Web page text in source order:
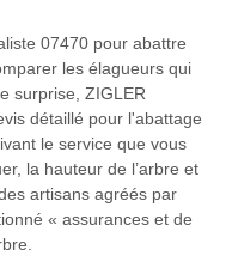
07470 pour abattre
les élagueurs qui
surprise, ZIGLER
détaillé pour l'abattage
le service que vous
la hauteur de l’arbre et
artisans agréés par
« assurances et de